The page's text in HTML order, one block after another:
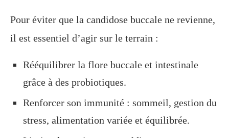
Pour éviter que la candidose buccale ne revienne,
il est essentiel d’agir sur le terrain :
Rééquilibrer la flore buccale et intestinale
grâce à des probiotiques.
Renforcer son immunité : sommeil, gestion du
stress, alimentation variée et équilibrée.